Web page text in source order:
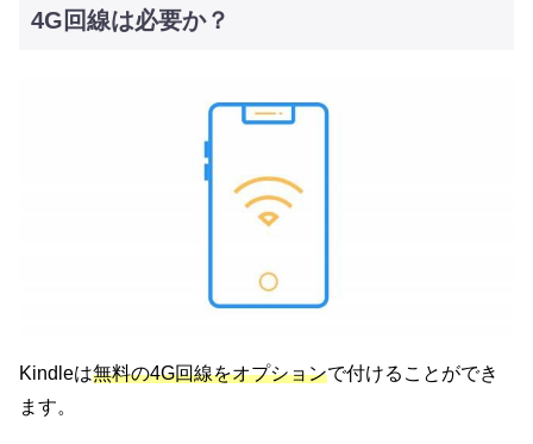
4G回線は必要か？
Kindleは無料の4G回線をオプションで付けることができ
ます。